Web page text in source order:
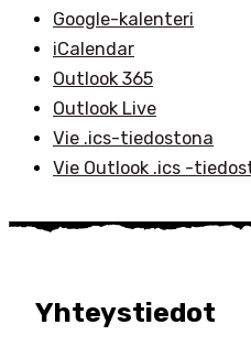
Google-kalenteri
iCalendar
Outlook 365
Outlook Live
Vie .ics-tiedostona
Vie Outlook .ics -
Yhteystiedot